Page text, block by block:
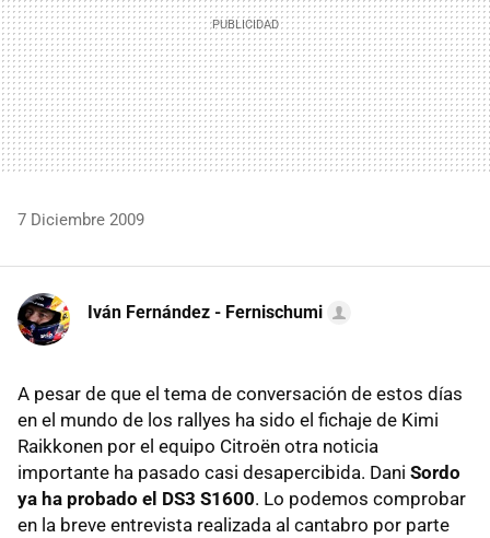
7 Diciembre 2009
Iván Fernández - Fernischumi
A pesar de que el tema de conversación de estos días
en el mundo de los rallyes ha sido el fichaje de Kimi
Raikkonen por el equipo Citroën otra noticia
importante ha pasado casi desapercibida. Dani Sordo
ya ha probado el DS3 S1600. Lo podemos comprobar
en la breve entrevista realizada al cantabro por parte